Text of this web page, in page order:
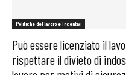
Politiche del lavoro e Incentivi
Può essere licenziato il
rispettare il divieto di